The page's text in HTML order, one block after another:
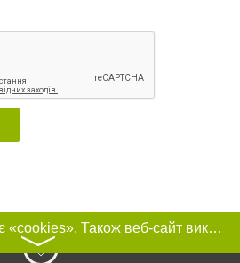
Цей сайт використовує «cookies». Також веб-сайт використовує інтернет-сервіс для збору технічних даних стосовно відвідувачів з метою отримання маркетингової та статистичної інформації. Умови обробки даних відвідувачів сайту див.
〉